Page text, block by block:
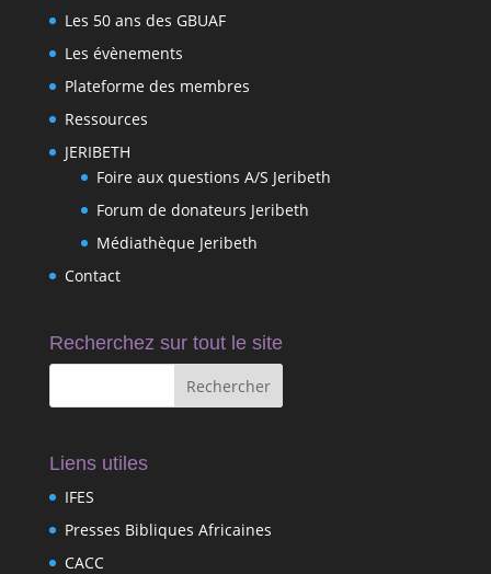
Les 50 ans des GBUAF
Les évènements
Plateforme des membres
Ressources
JERIBETH
Foire aux questions A/S Jeribeth
Forum de donateurs Jeribeth
Médiathèque Jeribeth
Contact
Recherchez sur tout le site
Liens utiles
IFES
Presses Bibliques Africaines
CACC